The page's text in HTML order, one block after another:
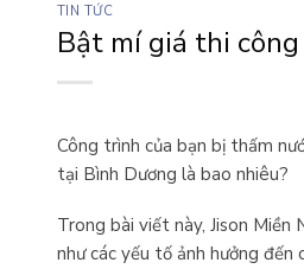
TIN TỨC
Bật mí giá thi
Công trình của bạn bị thấm
tại Bình Dương là bao nhiêu?
Trong bài viết này, Jison
như các yếu tố ảnh hưởng